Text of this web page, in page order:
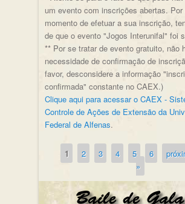
um evento com inscrições abertas.
momento de efetuar a sua inscrição,
de que o evento "Jogos Interunifal" foi
** Por se tratar de evento gratuito, não
necessidade de confirmação de
favor, desconsidere a informação
confirmada" constante no CAEX.)
Clique aqui para acessar o CAEX -
Controle de Ações de Extensão da
Federal de Alfenas.
Páginas
1 2 3 4 5 6
»